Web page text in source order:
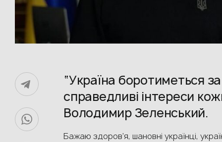
“Україна боротиметься
справедливі інтереси
Володимир Зеленський.
Бажаю здоров’я, шановні українці,